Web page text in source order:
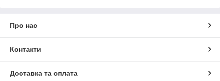
Про нас
Контакти
Доставка та оплата